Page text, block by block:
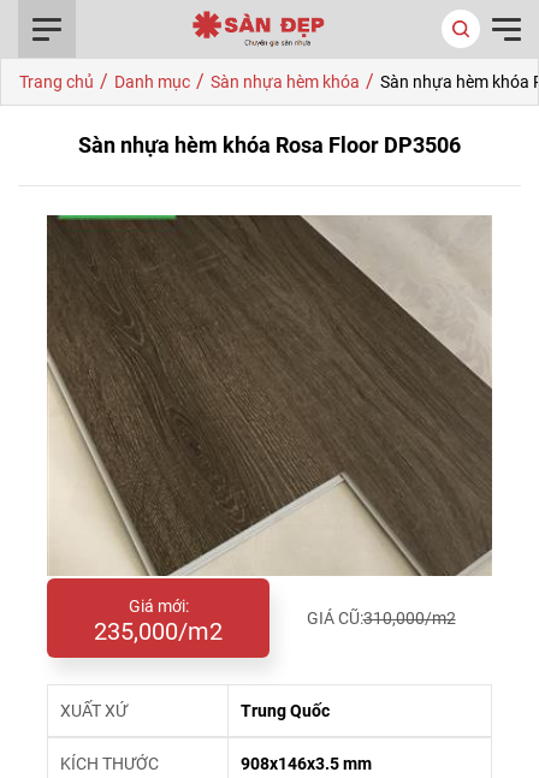
Trang chủ / Danh mục / Sàn nhựa hèm khóa / Sàn nhựa hèm khóa
Sàn nhựa hèm khóa Rosa Floor DP3506
Giá mới:
235,000/m2 GIÁ CŨ:310,000/m2
XUẤT XỨ Trung Quốc
KÍCH THƯỚC 908x146x3.5 mm